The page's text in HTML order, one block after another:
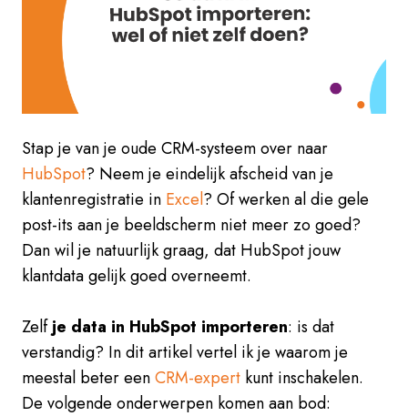
Stap je van je oude CRM-systeem over naar
HubSpot? Neem je eindelijk afscheid van je
klantenregistratie in Excel? Of werken al die gele
post-its aan je beeldscherm niet meer zo goed?
Dan wil je natuurlijk graag, dat HubSpot jouw
klantdata gelijk goed overneemt.
Zelfje data in HubSpot importeren: is dat
verstandig? In dit artikel vertel ik je waarom je
meestal beter eenCRM-expert kunt inschakelen.
De volgende onderwerpen komen aan bod: